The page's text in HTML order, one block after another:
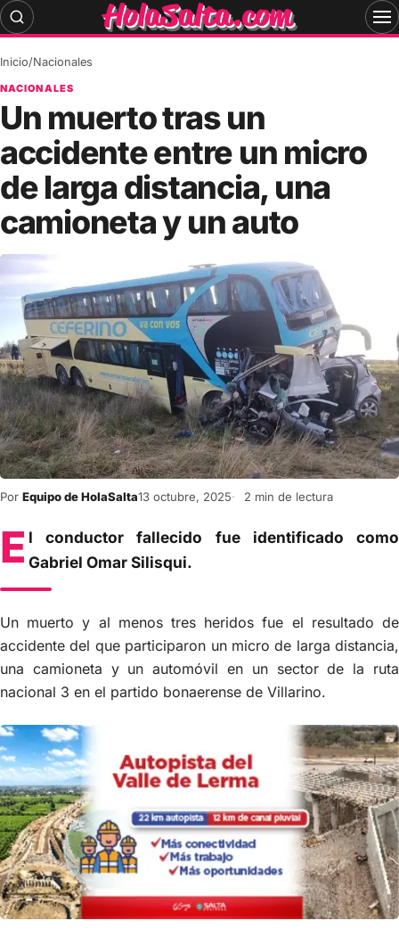
Skip
to
Inicio/Nacionales
NACIONALES
Un muerto tras un
accidente entre un micro
de larga distancia, una
camioneta y un auto
Por Equipo de HolaSalta13 octubre, 2025 2 min de lectura
E l conductor fallecido fue identificado como
Gabriel Omar Silisqui.
Un muerto y al menos tres heridos fue el resultado de
accidente del que participaron un micro de larga distancia,
una camioneta y un automóvil en un sector de la ruta
nacional 3 en el partido bonaerense de Villarino.